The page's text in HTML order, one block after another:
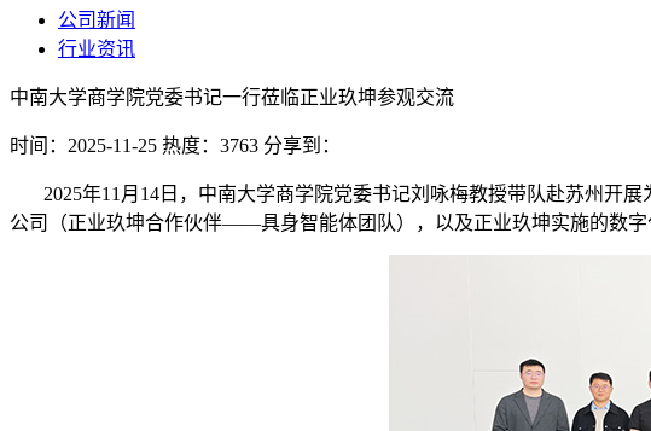
公司新闻
行业资讯
中南大学商学院党委书记一行莅临正业玖坤参观交流
时间：2025-11-25 热度：3763 分享到：
2025年11月14日，中南大学商学院党委书记刘咏梅教授带队赴苏州开
公司（正业玖坤合作伙伴——具身智能体团队），以及正业玖坤实施的数